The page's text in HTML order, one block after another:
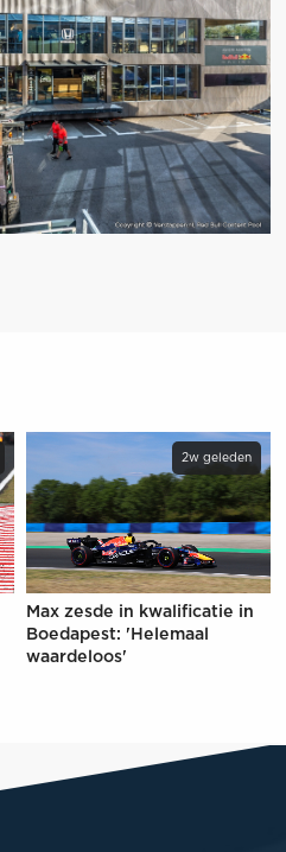
2w geleden
Max zesde in kwalificatie in
Boedapest: 'Helemaal
waardeloos'